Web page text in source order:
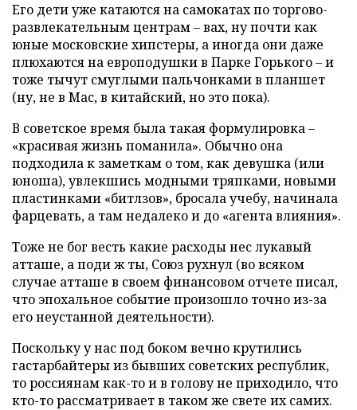
Его дети уже катаются на самокатах по торгово-
развлекательным центрам – вах, ну почти как
юные московские хипстеры, а иногда они даже
плюхаются на европодушки в Парке Горького – и
тоже тычут смуглыми пальчонками в планшет
(ну, не в Mac, в китайский, но это пока).
В советское время была такая формулировка –
«красивая жизнь поманила». Обычно она
подходила к заметкам о том, как девушка (или
юноша), увлекшись модными тряпками, новыми
пластинками «битлзов», бросала учебу, начинала
фарцевать, а там недалеко и до «агента влияния».
Тоже не бог весть какие расходы нес лукавый
атташе, а поди ж ты, Союз рухнул (во всяком
случае атташе в своем финансовом отчете писал,
что эпохальное событие произошло точно из-за
его неустанной деятельности).
Поскольку у нас под боком вечно крутились
гастарбайтеры из бывших советских республик,
то россиянам как-то и в голову не приходило, что
кто-то рассматривает в таком же свете их самих.